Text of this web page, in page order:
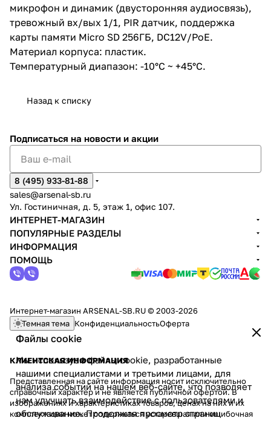
микрофон и динамик (двусторонняя аудиосвязь),
тревожный вх/вых 1/1, PIR датчик, поддержка
карты памяти Micro SD 256ГБ, DC12V/PoE.
Материал корпуса: пластик.
Температурный диапазон: -10°C ~ +45°C.
Назад к списку
Файлы cookie
Мы используем файлы cookie, разработанные
нашими специалистами и третьими лицами, для
анализа событий на нашем веб-сайте, что позволяет
нам улучшать взаимодействие с пользователями и
обслуживание. Продолжая просмотр страниц
Подписаться на новости и акции
8 (495) 933-81-88
sales@arsenal-sb.ru
Ул. Гостиничная, д. 5, этаж 1, офис 107.
ИНТЕРНЕТ-МАГАЗИН
ПОПУЛЯРНЫЕ РАЗДЕЛЫ
ИНФОРМАЦИЯ
ПОМОЩЬ
Интернет-магазин ARSENAL-SB.RU © 2003-2026
Темная тема КонфиденциальностьОферта
КЛИЕНТСКАЯ ИНФОРМАЦИЯ
Представленная на сайте информация носит исключительно
справочный характер и не является публичной офертой. В
изображениях и характеристиках товаров, ценах на них и их
комплектации может содержаться устаревшая или ошибочная